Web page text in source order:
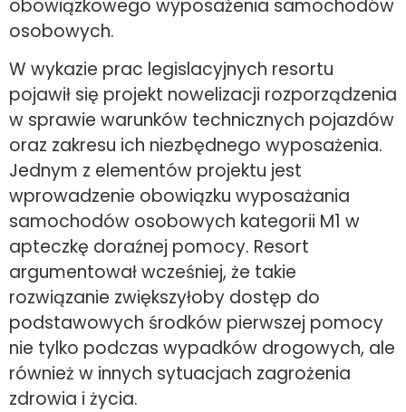
obowiązkowego wyposażenia samochodów
osobowych.
W wykazie prac legislacyjnych resortu
pojawił się projekt nowelizacji rozporządzenia
w sprawie warunków technicznych pojazdów
oraz zakresu ich niezbędnego wyposażenia.
Jednym z elementów projektu jest
wprowadzenie obowiązku wyposażania
samochodów osobowych kategorii M1 w
apteczkę doraźnej pomocy. Resort
argumentował wcześniej, że takie
rozwiązanie zwiększyłoby dostęp do
podstawowych środków pierwszej pomocy
nie tylko podczas wypadków drogowych, ale
również w innych sytuacjach zagrożenia
zdrowia i życia.